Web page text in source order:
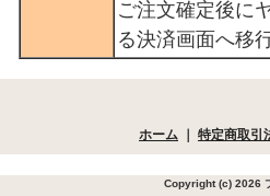
ご注文確定後に
る決済画面へ移
ホーム ｜ 特定商取引
Copyright (c) 2026